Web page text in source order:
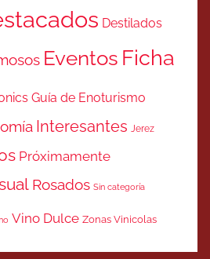
Destilados
Eventos Ficha
Guía de Enoturismo
Interesantes Jerez
Próximamente
Rosados Sin categoría
Vino Dulce Zonas Vinicolas